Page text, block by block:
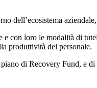
dell’ecosistema
con loro le modalità di
produttività del personale.
di Recovery Fund, e